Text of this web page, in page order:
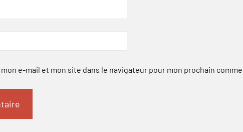
e-mail et mon site dans le navigateur pour mon prochain